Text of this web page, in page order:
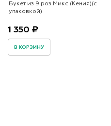
Букет из 9 роз Микс (Кения)(с
упаковкой)
1 350 ₽
В КОРЗИНУ